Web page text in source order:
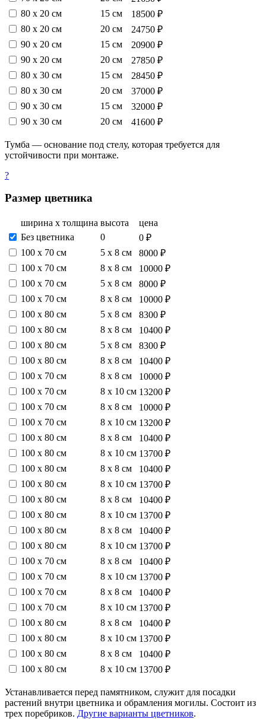
80 х 20 см
15 см
18500 ₽
80 х 20 см
20 см
24750 ₽
90 х 20 см
15 см
20900 ₽
90 х 20 см
20 см
27850 ₽
80 х 30 см
15 см
28450 ₽
80 х 30 см
20 см
37000 ₽
90 х 30 см
15 см
32000 ₽
90 х 30 см
20 см 41600 ₽
Тумба — основание под стелу, которая требуется для
устойчивости при монтаже.
?
Размер цветника
ширина х толщина высота
цена
Без цветника
0
0 ₽
100 х 70 см
5 х 8 см
8000 ₽
100 х 70 см
8 х 8 см
10000 ₽
100 х 70 см
5 х 8 см
8000 ₽
100 х 70 см
8 х 8 см
10000 ₽
100 х 80 см
5 х 8 см
8300 ₽
100 х 80 см
8 х 8 см
10400 ₽
100 х 80 см
5 х 8 см
8300 ₽
100 х 80 см
8 х 8 см
10400 ₽
100 х 70 см
8 х 8 см
10000 ₽
100 х 70 см
8 х 10 см 13200 ₽
100 х 70 см
8 х 8 см
10000 ₽
100 х 70 см
8 х 10 см 13200 ₽
100 х 80 см
8 х 8 см
10400 ₽
100 х 80 см
8 х 10 см 13700 ₽
100 х 80 см
8 х 8 см
10400 ₽
100 х 80 см
8 х 10 см 13700 ₽
100 х 80 см
8 х 8 см
10400 ₽
100 х 80 см
8 х 10 см 13700 ₽
100 х 80 см
8 х 8 см
10400 ₽
100 х 80 см
8 х 10 см 13700 ₽
100 х 70 см
8 х 8 см
10400 ₽
100 х 70 см
8 х 10 см 13700 ₽
100 х 70 см
8 х 8 см
10400 ₽
100 х 70 см
8 х 10 см 13700 ₽
100 х 80 см
8 х 8 см
10400 ₽
100 х 80 см
8 х 10 см 13700 ₽
100 х 80 см
8 х 8 см
10400 ₽
100 х 80 см
8 х 10 см 13700 ₽
Устанавливается перед памятником, служит для посадки
растений внутри цветника и обрамления могилы. Состоит из
трех поребриков. Другие варианты цветников.